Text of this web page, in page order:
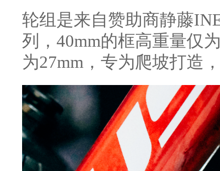
轮组是来自赞助商静藤
列，40mm的框高重量仅
为27mm，专为爬坡打造